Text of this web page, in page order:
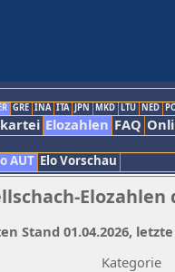
GRE INA ITA JPN MKD LTU NED
Elozahlen FAQ
AUT Elo Vorschau
Elozahlen
Kategorie
Stand 01.04.2026,